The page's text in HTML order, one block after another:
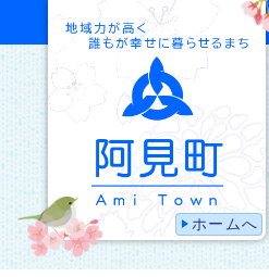
ホームへ